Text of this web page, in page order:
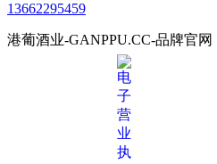
13662295459
港葡酒业-GANPPU.CC-品牌官网